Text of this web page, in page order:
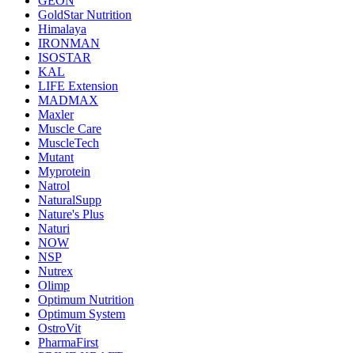
GoldStar Nutrition
Himalaya
IRONMAN
ISOSTAR
KAL
LIFE Extension
MADMAX
Maxler
Muscle Care
MuscleTech
Mutant
Myprotein
Natrol
NaturalSupp
Nature's Plus
Naturi
NOW
NSP
Nutrex
Olimp
Optimum Nutrition
Optimum System
OstroVit
PharmaFirst